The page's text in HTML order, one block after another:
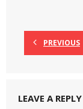
PREVIOUS
LEAVE A REPLY